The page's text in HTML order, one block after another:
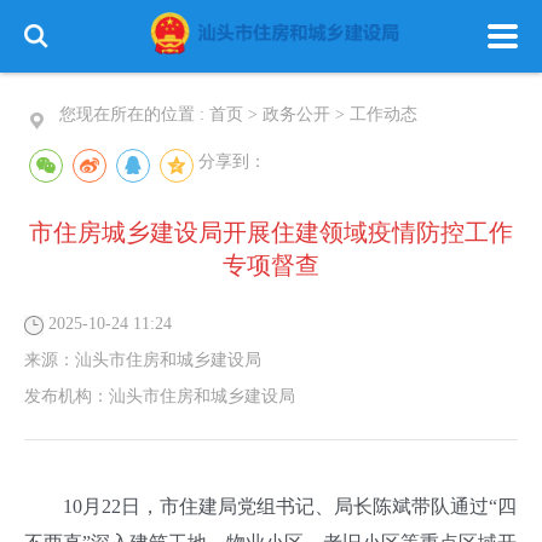
您现在所在的位置 : 首页 > 政务公开 > 工作动态
分享到：
市住房城乡建设局开展住建领域疫情防控工作
专项督查
2025-10-24 11:24
来源： 汕头市住房和城乡建设局
发布机构： 汕头市住房和城乡建设局
10月22日，市住建局党组书记、局长陈斌带队通过“四